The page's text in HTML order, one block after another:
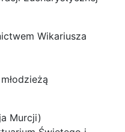
Wikariusza
Murcji)